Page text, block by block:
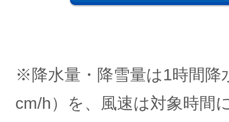
※降水量・降雪量は1時間降
cm/h）を、風速は対象時間